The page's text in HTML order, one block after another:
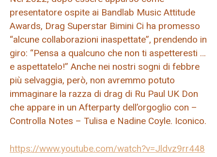
presentatore ospite ai Bandlab Music Attitude
Awards, Drag Superstar Bimini Ci ha promesso
“alcune collaborazioni inaspettate”, prendendo in
giro: “Pensa a qualcuno che non ti aspetteresti …
e aspettatelo!” Anche nei nostri sogni di febbre
più selvaggia, però, non avremmo potuto
immaginare la razza di drag di Ru Paul UK Don
che appare in un Afterparty dell’orgoglio con –
Controlla Notes – Tulisa e Nadine Coyle. Iconico.
https://www.youtube.com/watch?v=Jldvz9rr448